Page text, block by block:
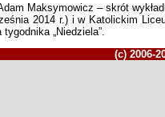
Maksymowicz – skrót
2014 r.) i w Katolickim
tygodnika „Niedziela”.
(c) 2006-